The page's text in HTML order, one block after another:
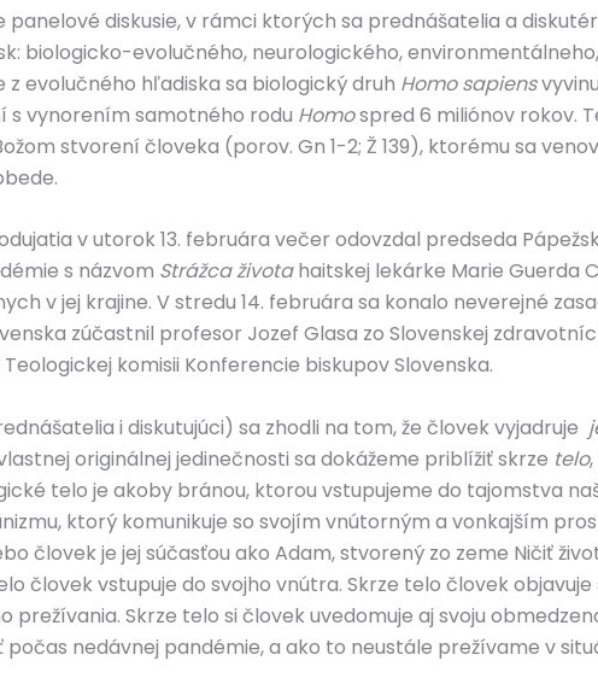
panelové diskusie, v rámci ktorých sa prednášatelia a
biologicko-evolučného, neurologického,
z evolučného hľadiska sa biologický druh Homo sapiens
vynorením samotného rodu Homospred 6 miliónov rokov.
stvorení človeka (porov. Gn 1-2; Ž 139), ktorému sa
v utorok 13. februára večer odovzdal predseda
s názvom Strážca životahaitskej lekárke Marie Guerda
v jej krajine. V stredu 14. februára sa konalo neverejné
zúčastnil profesor Jozef Glasa zo Slovenskej
komisii Konferencie biskupov Slovenska.
i diskutujúci) sa zhodli na tom, že človek vyjadruje
originálnej jedinečnosti sa dokážeme priblížiť skrze telo
telo je akoby bránou, ktorou vstupujeme do tajomstva
ktorý komunikuje so svojím vnútorným a vonkajším
človek je jej súčasťou ako Adam, stvorený zo zeme Ničiť
človek vstupuje do svojho vnútra. Skrze telo človek
prežívania. Skrze telo si človek uvedomuje aj svoju
nedávnej pandémie, a ako to neustále prežívame v